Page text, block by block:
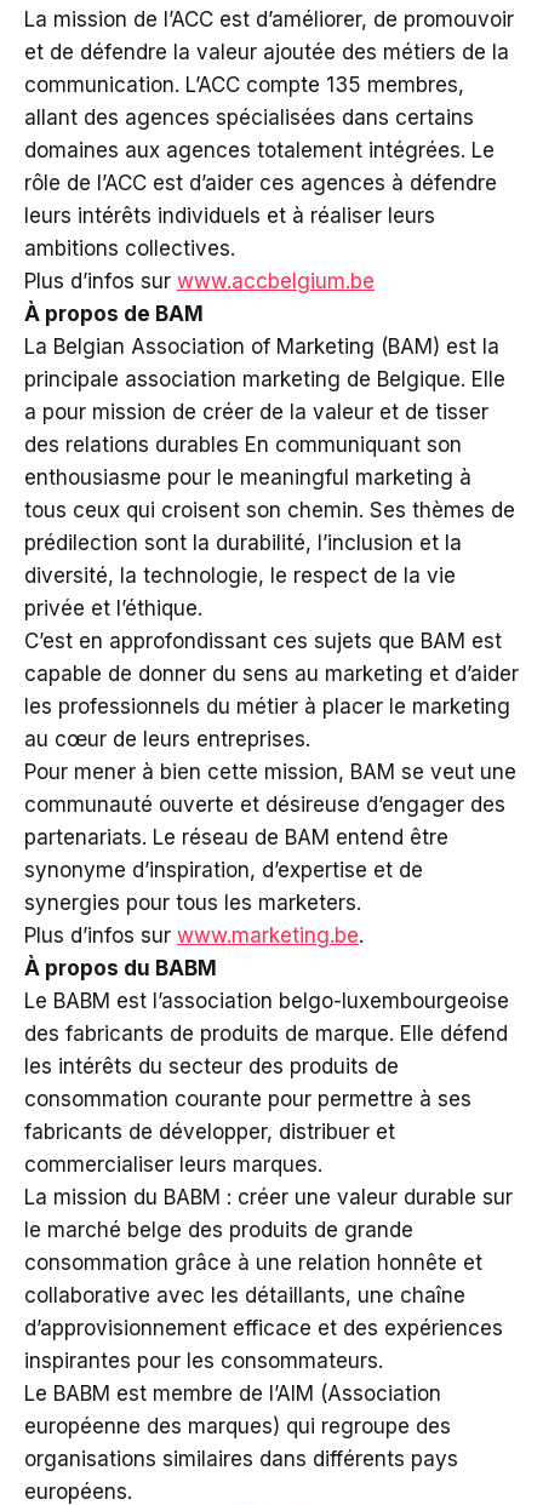
La mission de l’ACC est d’améliorer, de promouvoir
et de défendre la valeur ajoutée des métiers de la
communication. L’ACC compte 135 membres,
allant des agences spécialisées dans certains
domaines aux agences totalement intégrées. Le
rôle de l’ACC est d’aider ces agences à défendre
leurs intérêts individuels et à réaliser leurs
ambitions collectives.
Plus d’infos sur www.accbelgium.be
À propos de BAM
La Belgian Association of Marketing (BAM) est la
principale association marketing de Belgique. Elle
a pour mission de créer de la valeur et de tisser
des relations durables En communiquant son
enthousiasme pour le meaningful marketing à
tous ceux qui croisent son chemin. Ses thèmes de
prédilection sont la durabilité, l’inclusion et la
diversité, la technologie, le respect de la vie
privée et l’éthique.
C’est en approfondissant ces sujets que BAM est
capable de donner du sens au marketing et d’aider
les professionnels du métier à placer le marketing
au cœur de leurs entreprises.
Pour mener à bien cette mission, BAM se veut une
communauté ouverte et désireuse d’engager des
partenariats. Le réseau de BAM entend être
synonyme d’inspiration, d’expertise et de
synergies pour tous les marketers.
Plus d’infos sur www.marketing.be.
À propos du BABM
Le BABM est l’association belgo-luxembourgeoise
des fabricants de produits de marque. Elle défend
les intérêts du secteur des produits de
consommation courante pour permettre à ses
fabricants de développer, distribuer et
commercialiser leurs marques.
La mission du BABM : créer une valeur durable sur
le marché belge des produits de grande
consommation grâce à une relation honnête et
collaborative avec les détaillants, une chaîne
d’approvisionnement efficace et des expériences
inspirantes pour les consommateurs.
Le BABM est membre de l’AIM (Association
européenne des marques) qui regroupe des
organisations similaires dans différents pays
européens.